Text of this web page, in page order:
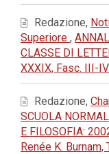
Redazione,
Superiore ,
CLASSE DI
XXXIX, Fasc. III-IV
Redazione,
SCUOLA
E FILOSOFIA:
Renée K.